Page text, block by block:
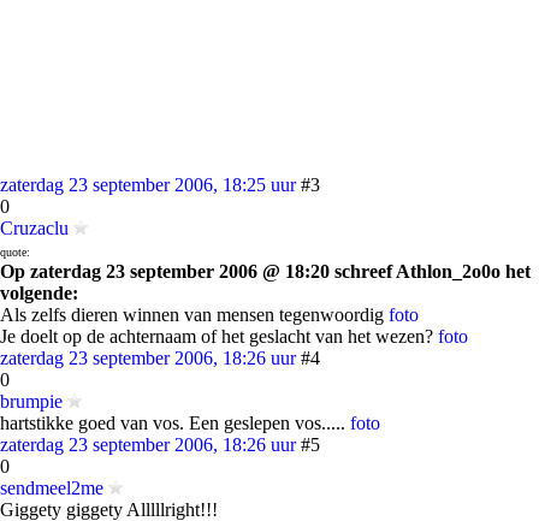
zaterdag 23 september 2006, 18:25 uur #3
0
Cruzaclu
quote:
Op zaterdag 23 september 2006 @ 18:20 schreef Athlon_2o0o het
volgende:
Als zelfs dieren winnen van mensen tegenwoordig foto
Je doelt op de achternaam of het geslacht van het wezen? foto
zaterdag 23 september 2006, 18:26 uur #4
0
brumpie
hartstikke goed van vos. Een geslepen vos..... foto
zaterdag 23 september 2006, 18:26 uur #5
0
sendmeel2me
Giggety giggety Alllllright!!!